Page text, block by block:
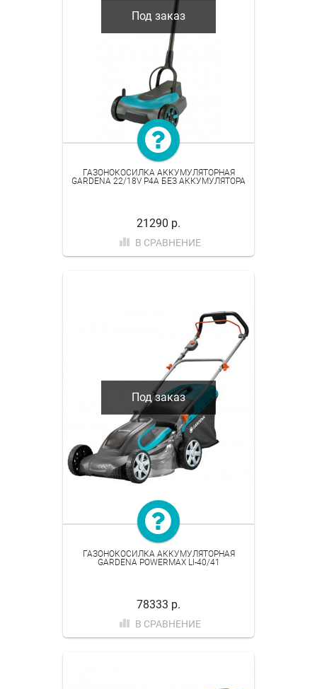
Под заказ
ГАЗОНОКОСИЛКА АККУМУЛЯТОРНАЯ
GARDENA 22/18V P4A БЕЗ АККУМУЛЯТОРА
21290 р.
В СРАВНЕНИЕ
Под заказ
ГАЗОНОКОСИЛКА АККУМУЛЯТОРНАЯ
GARDENA POWERMAX LI-40/41
78333 р.
В СРАВНЕНИЕ